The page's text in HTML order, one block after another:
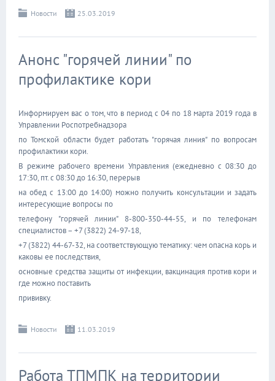
Новости 25.03.2019
Анонс "горячей линии" по
профилактике кори
Информируем вас о том, что в период с 04 по 18 марта 2019 года в
Управлении Роспотребнадзора
по Томской области будет работать "горячая линия" по вопросам
профилактики кори.
В режиме рабочего времени Управления (ежедневно с 08:30 до
17:30, пт. с 08:30 до 16:30, перерыв
на обед с 13:00 до 14:00) можно получить консультации и задать
интересующие вопросы по
телефону "горячей линии" 8-800-350-44-55, и по телефонам
специалистов – +7 (3822) 24-97-18,
+7 (3822) 44-67-32, на соответствующую тематику: чем опасна корь и
каковы ее последствия,
основные средства защиты от инфекции, вакцинация против кори и
где можно поставить
прививку.
Новости 11.03.2019
Работа ТПМПК на территории